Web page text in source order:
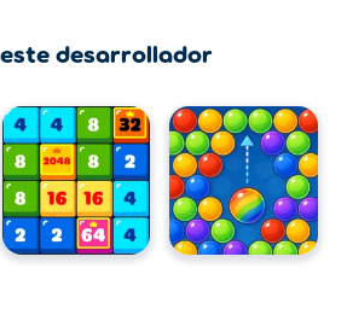
móviles como teléfonos y
desarrollador